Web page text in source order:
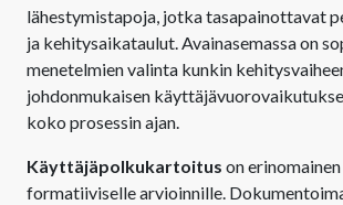
lähestymistapoja, jotka tasapainottavat
ja kehitysaikataulut. Avainasemassa on
menetelmien valinta kunkin
johdonmukaisen
koko prosessin ajan.
Käyttäjäpolkukartoitus on
formatiiviselle arvioinnille.